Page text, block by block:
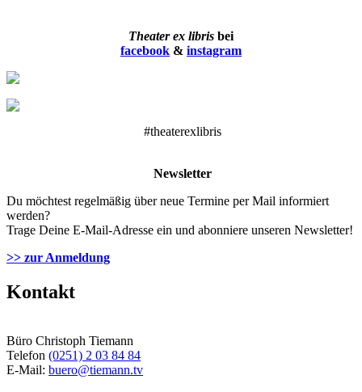
Theater ex libris bei
facebook & instagram
#theaterexlibris
Newsletter
Du möchtest regelmäßig über neue Termine per Mail informiert
werden?
Trage Deine E-Mail-Adresse ein und abonniere unseren Newsletter!
>> zur Anmeldung
Kontakt
Büro Christoph Tiemann
Telefon (0251) 2 03 84 84
E-Mail: buero@tiemann.tv